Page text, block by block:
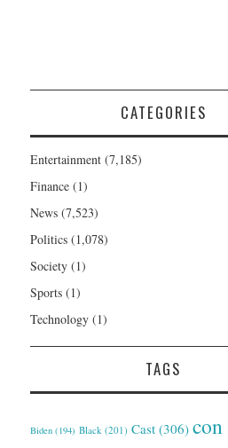
CATEGORIES
Entertainment (7,185)
Finance (1)
News (7,523)
Politics (1,078)
Society (1)
Sports (1)
Technology (1)
TAGS
Biden (194) Black (201) Cast (306) con